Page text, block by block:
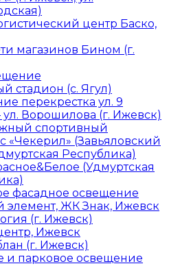
центр Баско,
магазинов Бином (г.
стадион (с. Ягул)
перекрестка ул. 9
ул. Ворошилова (г. Ижевск)
спортивный
«Чекерил» (Завьяловский
Республика)
(Удмуртская
фасадное освещение
элемент, ЖК Знак, Ижевск
(г. Ижевск)
Ижевск
(г. Ижевск)
и парковое освещение